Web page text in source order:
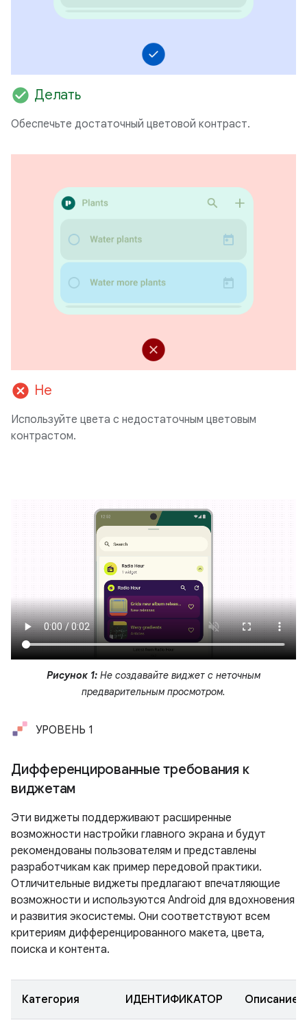
check_circle Делать
Обеспечьте достаточный цветовой контраст.
cancel Не
Используйте цвета с недостаточным цветовым
контрастом.
Рисунок 1: Не создавайте виджет с неточным
предварительным просмотром.
УРОВЕНЬ 1
Дифференцированные требования к
виджетам
Эти виджеты поддерживают расширенные
возможности настройки главного экрана и будут
рекомендованы пользователям и представлены
разработчикам как пример передовой практики.
Отличительные виджеты предлагают впечатляющие
возможности и используются Android для вдохновения
и развития экосистемы. Они соответствуют всем
критериям дифференцированного макета, цвета,
поиска и контента.
Категория ИДЕНТИФИКАТОР Описание